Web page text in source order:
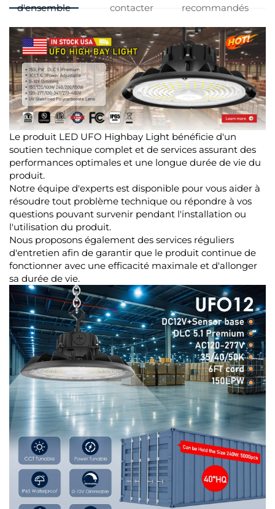
d'ensemble contacter recommandés
Le produit LED UFO Highbay Light bénéficie d'un
soutien technique complet et de services assurant des
performances optimales et une longue durée de vie du
produit.
Notre équipe d'experts est disponible pour vous aider à
résoudre tout problème technique ou répondre à vos
questions pouvant survenir pendant l'installation ou
l'utilisation du produit.
Nous proposons également des services réguliers
d'entretien afin de garantir que le produit continue de
fonctionner avec une efficacité maximale et d'allonger
sa durée de vie.